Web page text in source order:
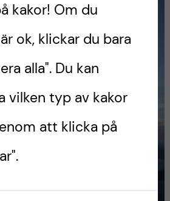
kakor! Om du
ok, klickar du bara
alla". Du kan
vilken typ av kakor
att klicka på